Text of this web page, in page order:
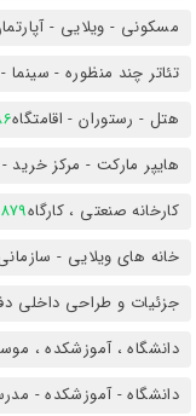
مسکونی - ویلایی -
تئاتر چند منظوره -
هتل - رستوران - اقامتگاه
هایپر مارکت - مرکز خرید
کارخانه صنعتی ، کارگاه1879
خانه های ویلایی -
جزئیات و طراحی داخلی
دانشگاه ، آموزشکده ،
دانشگاه - آموزشکده -